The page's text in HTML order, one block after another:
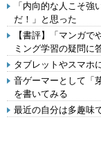
「内向的な人こそ
だ！」と思った
【書評】「マンガ
ミング学習の疑問に
タブレットやスマホ
音ゲーマーとして「
を書いてみる
最近の自分は多趣味